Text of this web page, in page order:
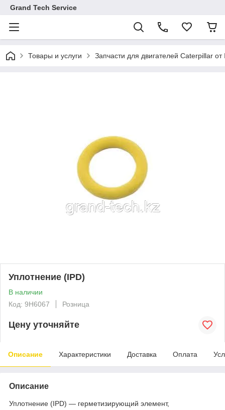
Grand Tech Service
Товары и услуги Запчасти для двигателей Caterpillar от
Уплотнение (IPD)
В наличии
Код: 9H6067
Розница
Цену уточняйте
Описание Характеристики Доставка Оплата
Описание
Уплотнение (IPD) — герметизирующий элемент,